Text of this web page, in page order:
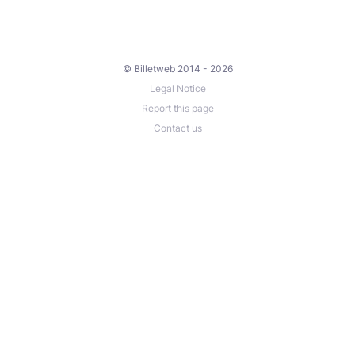
© Billetweb 2014 - 2026
Legal Notice
Report this page
Contact us